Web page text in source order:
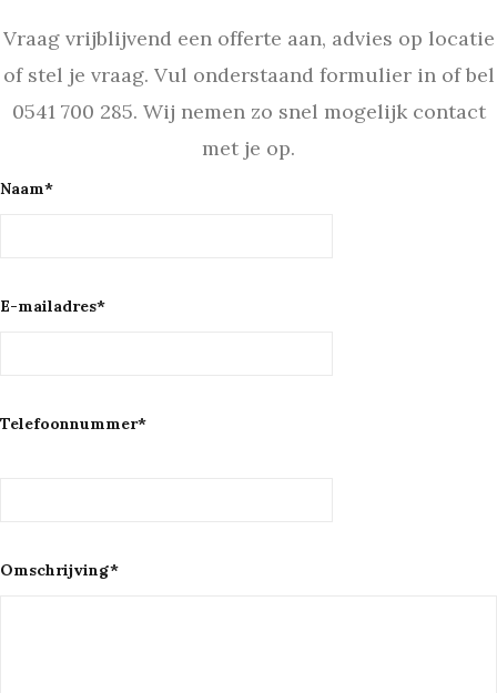
Vraag vrijblijvend een offerte aan, advies op locatie
of stel je vraag. Vul onderstaand formulier in of bel
0541 700 285. Wij nemen zo snel mogelijk contact
met je op.
Naam*
E-mailadres*
Telefoonnummer*
Omschrijving*